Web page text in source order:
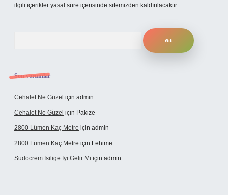
ilgili içerikler yasal süre içerisinde sitemizden kaldırılacaktır.
Son yorumlar
Cehalet Ne Güzel için admin
Cehalet Ne Güzel için Pakize
2800 Lümen Kaç Metre için admin
2800 Lümen Kaç Metre için Fehime
Sudocrem Isilige Iyi Gelir Mi için admin